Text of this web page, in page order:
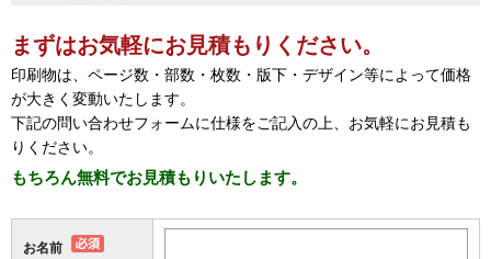
まずはお気軽にお見積もりください。
印刷物は、ページ数・部数・枚数・版下・デザイン等によって価格
が大きく変動いたします。
下記の問い合わせフォームに仕様をご記入の上、お気軽にお見積も
りください。
もちろん無料でお見積もりいたします。
お名前